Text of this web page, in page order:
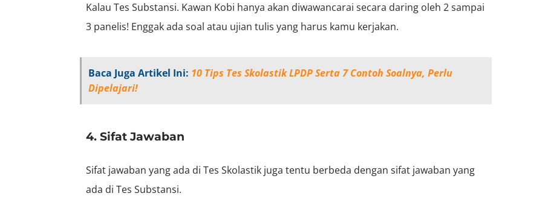
Kalau Tes Substansi. Kawan Kobi hanya akan diwawancarai secara daring oleh 2 sampai
3 panelis! Enggak ada soal atau ujian tulis yang harus kamu kerjakan.
Baca Juga Artikel Ini: 10 Tips Tes Skolastik LPDP Serta 7 Contoh Soalnya, Perlu
Dipelajari!
4. Sifat Jawaban
Sifat jawaban yang ada di Tes Skolastik juga tentu berbeda dengan sifat jawaban yang
ada di Tes Substansi.